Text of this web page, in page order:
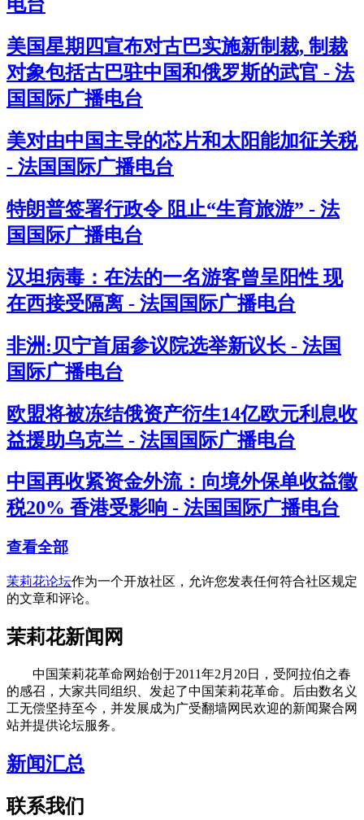
美国星期四宣布对古巴实施新制裁, 制裁
对象包括古巴驻中国和俄罗斯的武官 - 法
国国际广播电台
美对由中国主导的芯片和太阳能加征关税
- 法国国际广播电台
特朗普签署行政令 阻止“生育旅游” - 法
国国际广播电台
汉坦病毒：在法的一名游客曾呈阳性 现
在西接受隔离 - 法国国际广播电台
非洲:贝宁首届参议院选举新议长 - 法国
国际广播电台
欧盟将被冻结俄资产衍生14亿欧元利息收
益援助乌克兰 - 法国国际广播电台
中国再收紧资金外流：向境外保单收益徵
税20% 香港受影响 - 法国国际广播电台
查看全部
茉莉花论坛作为一个开放社区，允许您发表任何符合社区规定
的文章和评论。
茉莉花新闻网
中国茉莉花革命网始创于2011年2月20日，受阿拉伯之春
的感召，大家共同组织、发起了中国茉莉花革命。后由数名义
工无偿坚持至今，并发展成为广受翻墙网民欢迎的新闻聚合网
站并提供论坛服务。
新闻汇总
联系我们